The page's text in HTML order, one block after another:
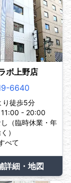
ボ上野店
6640
り徒歩5分
11:00 - 20:00
（臨時休業・年
）
べて
詳細・地図